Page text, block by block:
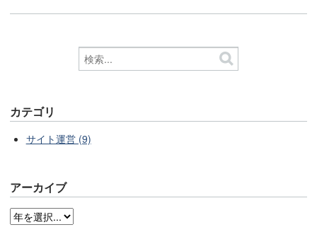
カテゴリ
サイト運営 (9)
アーカイブ